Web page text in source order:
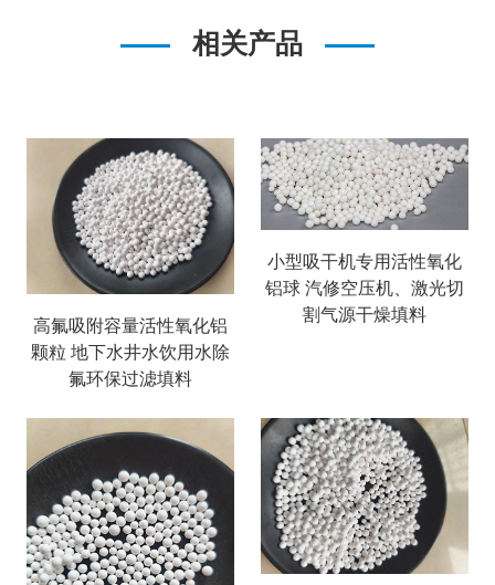
相关产品
高氟吸附容量活性氧化铝
颗粒 地下水井水饮用水除
氟环保过滤填料
小型吸干机专用活性氧化
铝球 汽修空压机、激光切
割气源干燥填料